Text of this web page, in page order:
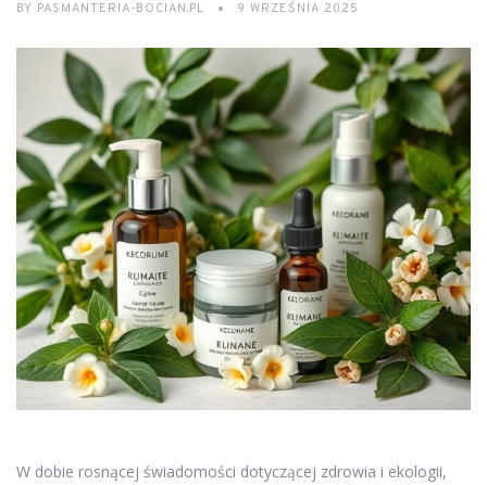
BY PASMANTERIA-BOCIAN.PL 9 WRZEŚNIA 2025
W dobie rosnącej świadomości dotyczącej zdrowia i ekologii,